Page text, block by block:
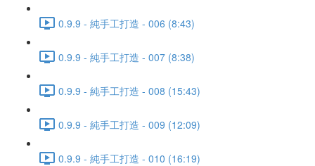
0.9.9 - 純手工打造 - 006 (8:43)
0.9.9 - 純手工打造 - 007 (8:38)
0.9.9 - 純手工打造 - 008 (15:43)
0.9.9 - 純手工打造 - 009 (12:09)
0.9.9 - 純手工打造 - 010 (16:19)